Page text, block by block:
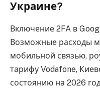
Украине?
Включение 2FA в
Возможные расходы
мобильной связью,
тарифу Vodafone,
состоянию на 2026